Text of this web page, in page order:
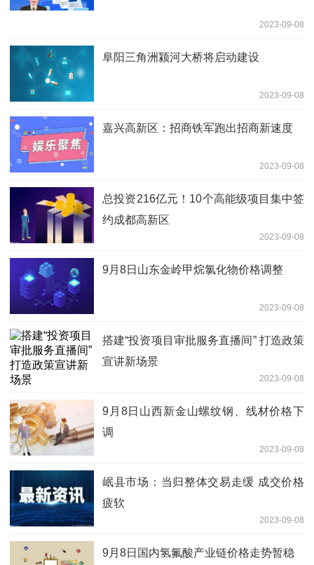
2023-09-08
阜阳三角洲颍河大桥将启动建设
2023-09-08
嘉兴高新区：招商铁军跑出招商新速度
2023-09-08
总投资216亿元！10个高能级项目集中签
约成都高新区
2023-09-08
9月8日山东金岭甲烷氯化物价格调整
2023-09-08
搭建“投资项目审批服务直播间” 打造政策
宣讲新场景
2023-09-08
9月8日山西新金山螺纹钢、线材价格下
调
2023-09-08
岷县市场：当归整体交易走缓 成交价格
疲软
2023-09-08
9月8日国内氢氟酸产业链价格走势暂稳